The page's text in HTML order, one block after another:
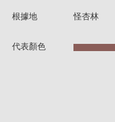
根據地 怪杏林
代表顏色